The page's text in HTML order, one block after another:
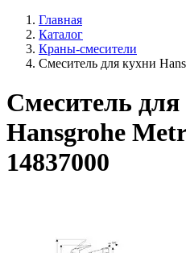
Главная
Каталог
Краны-смесители
Смеситель для кухни
Смеситель
Hansgrohe
14837000